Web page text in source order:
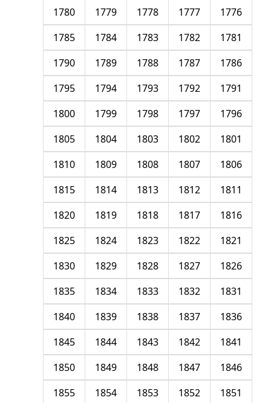
1776
1777
1778
1779
1780
1781
1782
1783
1784
1785
1786
1787
1788
1789
1790
1791
1792
1793
1794
1795
1796
1797
1798
1799
1800
1801
1802
1803
1804
1805
1806
1807
1808
1809
1810
1811
1812
1813
1814
1815
1816
1817
1818
1819
1820
1821
1822
1823
1824
1825
1826
1827
1828
1829
1830
1831
1832
1833
1834
1835
1836
1837
1838
1839
1840
1841
1842
1843
1844
1845
1846
1847
1848
1849
1850
1851
1852
1853
1854
1855